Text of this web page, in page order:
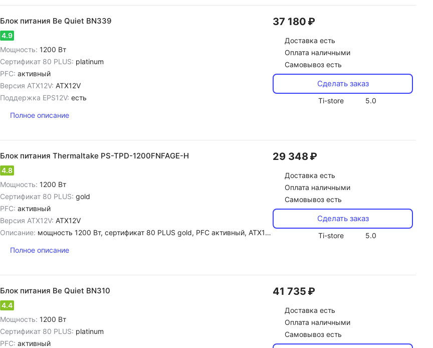
Блок питания Be Quiet BN339
4.9
Мощность: 1200 Вт
Сертификат 80 PLUS: platinum
PFC: активный
Версия ATX12V: ATX12V
Поддержка EPS12V: есть
Полное описание
37 180 ₽
Доставка есть
Оплата наличными
Самовывоз есть
Сделать заказ
Ti-store 5.0
Блок питания Thermaltake PS-TPD-1200FNFAGE-H
4.8
Мощность: 1200 Вт
Сертификат 80 PLUS: gold
PFC: активный
Версия ATX12V: ATX12V
Описание: мощность 1200 Вт, сертификат 80 PLUS gold, PFC активный, ATX12V, диаметр вентилятора 120 мм, вес 1.97 кг
Полное описание
29 348 ₽
Доставка есть
Оплата наличными
Самовывоз есть
Сделать заказ
Ti-store 5.0
Блок питания Be Quiet BN310
4.4
Мощность: 1200 Вт
Сертификат 80 PLUS: platinum
PFC: активный
41 735 ₽
Доставка есть
Оплата наличными
Самовывоз есть